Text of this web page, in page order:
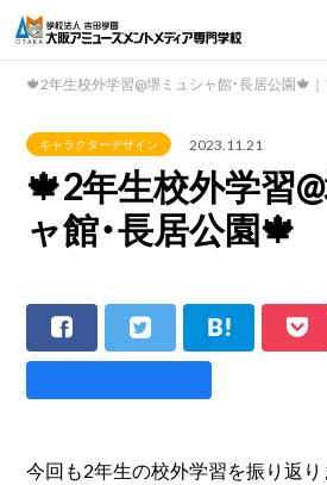
🍁2年生校外学習@堺ミュシャ館・長居公園🍁
キャラクターデザイン 2023.11.21
🍁2年生校外学習
ャ館・長居公園🍁
今回も2年生の校外学習を振り返り